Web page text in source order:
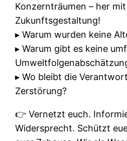
Konzernträumen – her
Zukunftsgestaltung!
▸ Warum wurden keine
▸ Warum gibt es keine
▸ Wo bleibt die
Zerstörung?
👉 Vernetzt euch.
Widersprecht. Schützt